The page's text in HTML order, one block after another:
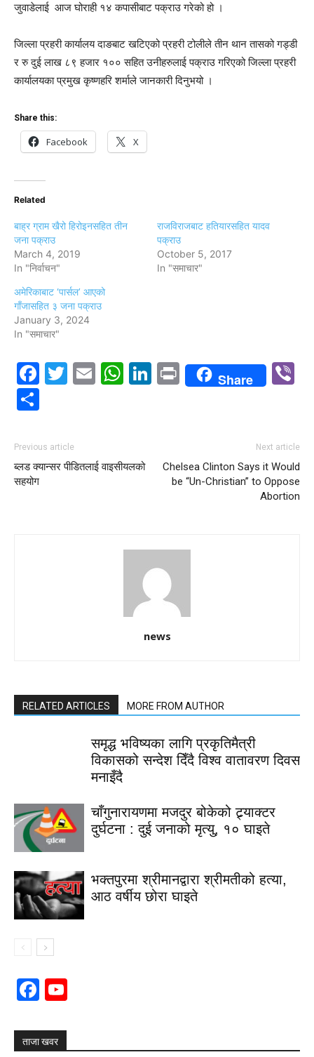
जुवाडेलाई आज घोराही १४ कपासीबाट पक्राउ गरेको हो ।
जिल्ला प्रहरी कार्यालय दाङबाट खटिएको प्रहरी टोलीले तीन थान तासको गड्डी
र रु दुई लाख ८९ हजार १०० सहित उनीहरुलाई पक्राउ गरिएको जिल्ला प्रहरी
कार्यालयका प्रमुख कृष्णहरि शर्माले जानकारी दिनुभयो ।
Share this:
Facebook X
Related
बाह्र ग्राम खैरो हिरोइनसहित तीन
जना पक्राउ
March 4, 2019
In "निर्वाचन"
राजविराजबाट हतियारसहित यादव
पक्राउ
October 5, 2017
In "समाचार"
अमेरिकाबाट ‘पार्सल’ आएको
गाँजासहित ३ जना पक्राउ
January 3, 2024
In "समाचार"
Facebook
Twitter
EmailWhatsApp
LinkedIn
PrintShare
Previous article
ब्लड क्यान्सर पीडितलाई वाइसीयलको
सहयोग
Next article
Chelsea Clinton Says it Would
be “Un-Christian” to Oppose
Abortion
news
RELATED ARTICLES MORE FROM AUTHOR
समृद्ध भविष्यका लागि प्रकृतिमैत्री
विकासको सन्देश दिँदै विश्व वातावरण दिवस
मनाइँदै
चाँगुनारायणमा मजदुर बोकेको ट्र्याक्टर
दुर्घटना : दुई जनाको मृत्यु, १० घाइते
भक्तपुरमा श्रीमानद्वारा श्रीमतीको हत्या,
आठ वर्षीय छोरा घाइते
Facebook
ताजा खवर